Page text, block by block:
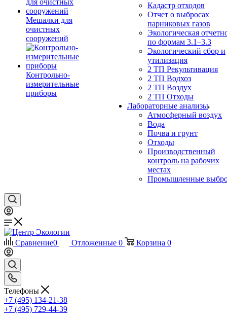
Мешалки для
очистных
сооружений
Контрольно-
измерительные
приборы
Кадастр отходов
Отчет о выбросах
парниковых газов
Экологическая
по формам 3.1–3.3
Экологический сбор и
утилизация
2 ТП Рекультивация
2 ТП Водхоз
2 ТП Воздух
2 ТП Отходы
Лабораторные анализы
Атмосферный воздух
Вода
Почва и грунт
Отходы
Производственный
контроль на рабочих
местах
Промышленные
Сравнение0 Отложенные 0 Корзина 0
Телефоны
+7 (495) 134-21-38
+7 (495) 729-44-39